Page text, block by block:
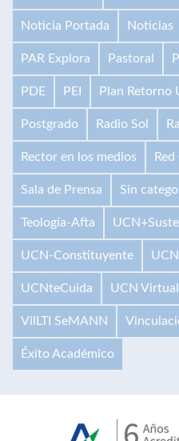
Noticia Portada Noticias
PAR Explora Pastoral
PDE PEI Plan Retorno
Postgrado Radio Sol
Rector en los medios Red
Sala de Prensa Sin
Teología-Afta
UCN-Constituyente
UCNteCuida UCN Virtual
VilLTI SeMANN
Éxito Académico